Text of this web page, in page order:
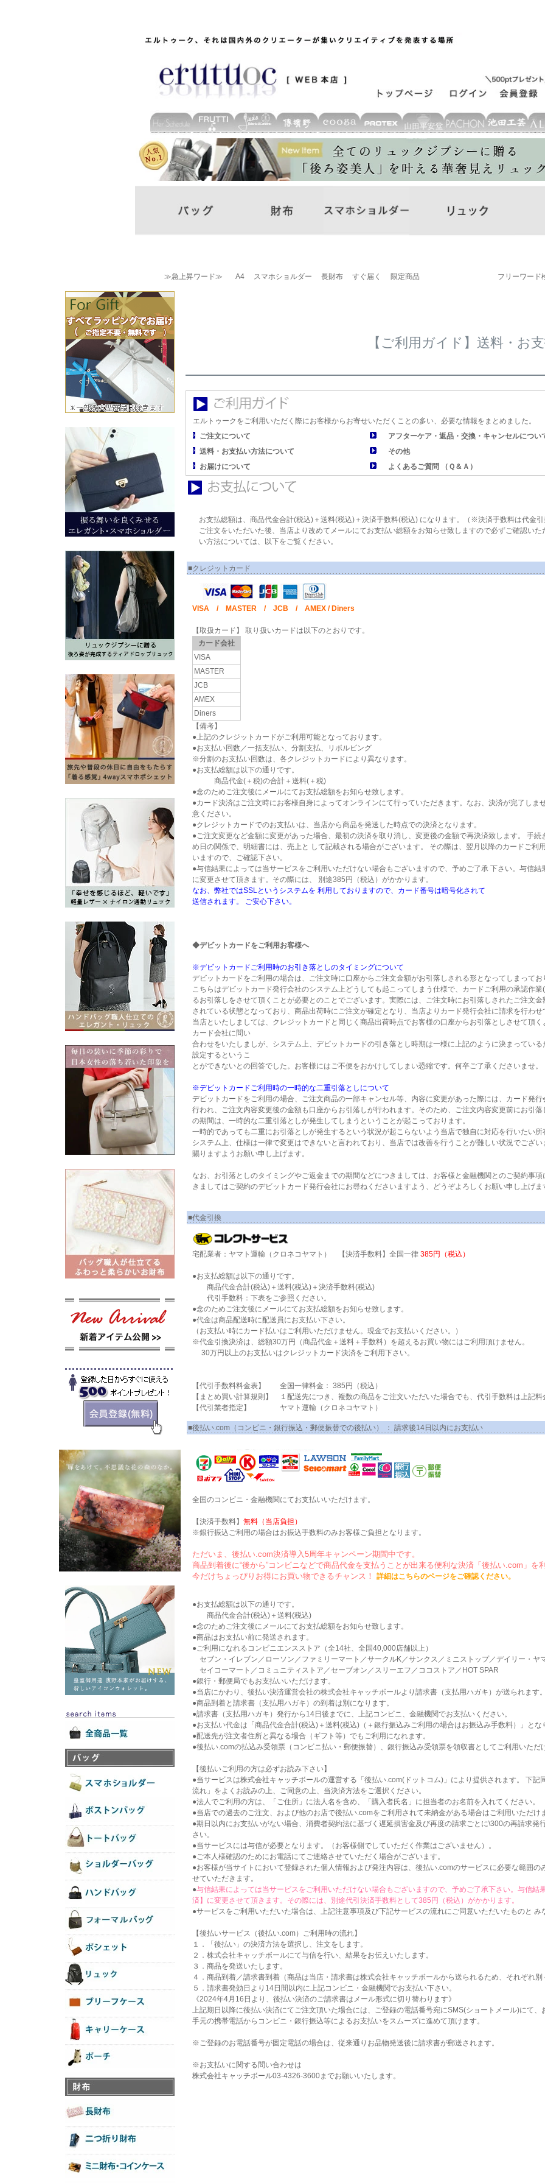
≫急上昇ワード≫ A4 スマホショルダー 長財布 すぐ届く 限定商品 フリーワード
【ご利用ガイド】送料・お
エルトゥークをご利用いただく際にお客様からお寄せいただくことの多い、必要な情報をまとめました。
ご注文について
アフターケア・返品・交換・キャンセルについ
送料・お支払い方法について
その他
お届けについて
よくあるご質問 （Ｑ＆Ａ）
お支払総額は、商品代金合計(税込)＋送料(税込)＋決済手数料(税込) になります。（※決済手数料は代金引
ご注文をいただいた後、当店より改めてメールにてお支払い総額をお知らせ致しますので必ずご確認い
い方法については、以下をご覧ください。
■クレジットカード
VISA / MASTER / JCB / AMEX / Diners
【取扱カード】 取り扱いカードは以下のとおりです。
カード会社
VISA
MASTER
JCB
AMEX
Diners
【備考】
●上記のクレジットカードがご利用可能となっております。
●お支払い回数／一括支払い、分割支払、リボルビング
※分割のお支払い回数は、各クレジットカードにより異なります。
●お支払総額は以下の通りです。
商品代金(＋税)の合計＋送料(＋税)
●念のためご注文後にメールにてお支払総額をお知らせ致します。
●カード決済はご注文時にお客様自身によってオンラインにて行っていただきます。なお、決済が完了しま
意ください。
●クレジットカードでのお支払いは、当店から商品を発送した時点での決済となります。
●ご注文変更など金額に変更があった場合、最初の決済を取り消し、変更後の金額で再決済致します。 手
め日の関係で、明細書には、売上と して記載される場合がございます。 その際は、翌月以降のカードご利
いますので、ご確認下さい。
●与信結果によっては当サービスをご利用いただけない場合もございますので、予めご了承 下さい。与信
に変更させて頂きます。その際には、 別途385円（税込）がかかります。
なお、弊社ではSSLというシステムを 利用しておりますので、カード番号は暗号化されて
送信されます。 ご安心下さい。
◆デビットカードをご利用お客様へ
※デビットカードご利用時のお引き落としのタイミングについて
デビットカードをご利用の場合は、ご注文時に口座からご注文金額がお引落しされる形となってしまってお
こちらはデビットカード発行会社のシステム上どうしても起こってしまう仕様で、カードご利用の承認作
るお引落しをさせて頂くことが必要とのことでございます。実際には、ご注文時にお引落しされたご注文
されている状態となっており、商品出荷時にご注文が確定となり、当店よりカード発行会社に請求を行わせ
当店といたしましては、クレジットカードと同じく商品出荷時点でお客様の口座からお引落としさせて頂
カード会社に問い
合わせをいたしましが、システム上、デビットカードの引き落とし時期は一様に上記のように決まってい
設定するというこ
とができないとの回答でした。お客様にはご不便をおかけしてしまい恐縮です。何卒ご了承くださいませ。
※デビットカードご利用時の一時的な二重引落としについて
デビットカードをご利用の場合、ご注文商品の一部キャンセル等、内容に変更があった際には、カード発
行われ、ご注文内容変更後の金額も口座からお引落しが行われます。そのため、ご注文内容変更前にお引
の期間は、一時的な二重引落としが発生してしまうということが起こっております。
一時的であっても二重にお引落としが発生するという状況が起こらないよう当店で独自に対応を行いたい
システム上、仕様は一律で変更はできないと言われており、当店では改善を行うことが難しい状況でござ
賜りますようお願い申し上げます。
なお、お引落としのタイミングやご返金までの期間などにつきましては、お客様と金融機関とのご契約事
きましてはご契約のデビットカード発行会社にお尋ねくださいますよう、どうぞよろしくお願い申し上げま
■代金引換
宅配業者：ヤマト運輸（クロネコヤマト） 【決済手数料】全国一律 385円（税込）
●お支払総額は以下の通りです。
商品代金合計(税込)＋送料(税込)＋決済手数料(税込)
代引手数料：下表をご参照ください。
●念のためご注文後にメールにてお支払総額をお知らせ致します。
●代金は商品配送時に配送員にお支払い下さい。
（お支払い時にカード払いはご利用いただけません。現金でお支払いください。）
※代金引換決済は、総額30万円（商品代金＋送料＋手数料）を超えるお買い物にはご利用頂けません。
30万円以上のお支払いはクレジットカード決済をご利用下さい。
【代引手数料料金表】 全国一律料金： 385円（税込）
【まとめ買い計算規則】 １配送先につき、複数の商品をご注文いただいた場合でも、代引手数料は上記料
【代引業者指定】 ヤマト運輸（クロネコヤマト）
■後払い.com（コンビニ・銀行振込・郵便振替での後払い） ： 請求後14日以内にお支払い
全国のコンビニ・金融機関にてお支払いいただけます。
【決済手数料】 無料（当店負担）
※銀行振込ご利用の場合はお振込手数料のみお客様ご負担となります。
ただいま 、後払い.com決済導入5周年キャンペーン期間中です。
商品到着後に“後から”コンビニなどで商品代金を支払うことが出来る便利な決済「後払い.com」を
今だけちょっぴりお得にお買い物できるチャンス！
詳細はこちらのページをご確認ください。
●お支払総額は以下の通りです。
商品代金合計(税込)＋送料(税込)
●念のためご注文後にメールにてお支払総額をお知らせ致します。
●商品はお支払い前に発送されます。
●ご利用になれるコンビニエンスストア（全14社、全国40,000店舗以上）
セブン・イレブン／ローソン／ファミリーマート／サークルK／サンクス／ミニストップ／デイリー・ヤ
セイコーマート／コミュニティストア／セーブオン／スリーエフ／ココストア／HOT SPAR
●銀行・郵便局でもお支払いいただけます。
●当店にかわり、後払い決済運営会社の株式会社キャッチボールより請求書（支払用ハガキ）が送られます。
●商品到着と請求書（支払用ハガキ）の到着は別になります。
●請求書（支払用ハガキ）発行から14日後までに、上記コンビニ、金融機関でお支払いください。
●お支払い代金は「商品代金合計(税込)＋送料(税込)（＋銀行振込みご利用の場合はお振込み手数料）」とな
●配送先が注文者住所と異なる場合（ギフト等）でもご利用になれます。
●後払い.comの払込み受領票（コンビニ払い・郵便振替）、銀行振込み受領票を領収書としてご利用いただ
【後払いご利用の方は必ずお読み下さい】
●当サービスは株式会社キャッチボールの運営する「後払い.com(ドットコム)」により提供されます。 下記
流れ」をよくお読みの上、ご同意の上、当決済方法をご選択ください。
●法人でご利用の方は、「ご住所」に法人名を含め、「購入者氏名」に担当者のお名前を入れてください。
●当店での過去のご注文、および他のお店で後払い.comをご利用されて未納金がある場合はご利用いただけ
●期日以内にお支払いがない場合、消費者契約法に基づく遅延損害金及び再度の請求ごとに\300の再請求発
さい。
●当サービスには与信が必要となります。（お客様側でしていただく作業はございません）。
●ご本人様確認のためにお電話にてご連絡させていただく場合がございます。
●お客様が当サイトにおいて登録された個人情報および発注内容は、後払い.comのサービスに必要な範囲の
せていただきます。
●与信結果によっては当サービスをご利用いただけない場合もございますので、予めご了承下さい。与信結
済】に変更させて頂きます。その際には、別途代引決済手数料として385円（税込）がかかります。
●サービスをご利用いただいた場合は、上記注意事項及び下記サービスの流れにご同意いただいたものと み
【後払いサービス（後払い.com）ご利用時の流れ】
１．「後払い」の決済方法を選択し、注文をします。
２．株式会社キャッチボールにて与信を行い、結果をお伝えいたします。
３．商品を発送いたします。
４．商品到着／請求書到着（商品は当店・請求書は株式会社キャッチボールから送られるため、それぞれ別
５．請求書発効日より14日間以内に上記コンビニ・金融機関でお支払い下さい。
《2024年4月16日より、後払い決済のご請求書はメール形式に切り替わります》
上記期日以降に後払い決済にてご注文頂いた場合には、ご登録の電話番号宛にSMS(ショートメール)にて、
手元の携帯電話からコンビニ・銀行振込等によるお支払いをスムーズに進めて頂けます。
※ご登録のお電話番号が固定電話の場合は、従来通りお品物発送後に請求書が郵送されます。
※お支払いに関する問い合わせは
株式会社キャッチボール03-4326-3600までお願いいたします。